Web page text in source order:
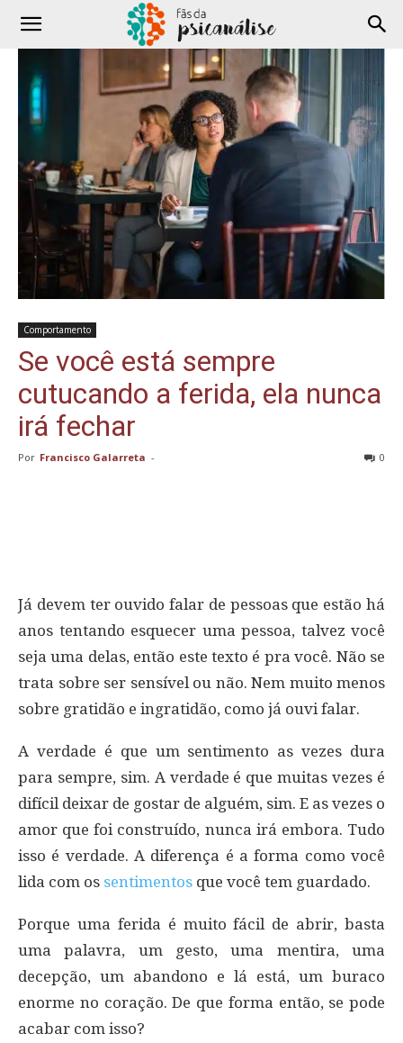
Comportamento
Se você está sempre
cutucando a ferida, ela nunca
irá fechar
Por Francisco Galarreta - 0
Já devem ter ouvido falar de pessoas que estão há
anos tentando esquecer uma pessoa, talvez você
seja uma delas, então este texto é pra você. Não se
trata sobre ser sensível ou não. Nem muito menos
sobre gratidão e ingratidão, como já ouvi falar.
A verdade é que um sentimento as vezes dura
para sempre, sim. A verdade é que muitas vezes é
difícil deixar de gostar de alguém, sim. E as vezes o
amor que foi construído, nunca irá embora. Tudo
isso é verdade. A diferença é a forma como você
lida com os sentimentos que você tem guardado.
Porque uma ferida é muito fácil de abrir, basta
uma palavra, um gesto, uma mentira, uma
decepção, um abandono e lá está, um buraco
enorme no coração. De que forma então, se pode
acabar com isso?